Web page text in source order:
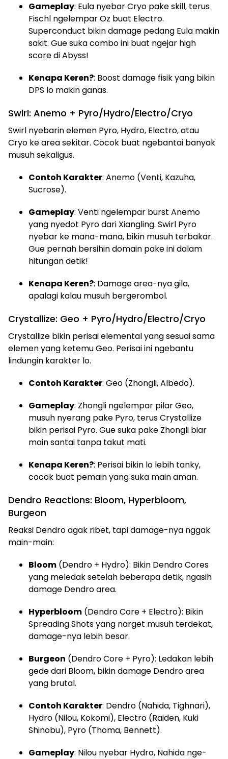
Gameplay: Eula nyebar Cryo pake skill, terus
Fischl ngelempar Oz buat Electro.
Superconduct bikin damage pedang Eula makin
sakit. Gue suka combo ini buat ngejar high
score di Abyss!
Kenapa Keren?: Boost damage fisik yang bikin
DPS lo makin ganas.
Swirl: Anemo + Pyro/Hydro/Electro/Cryo
Swirl nyebarin elemen Pyro, Hydro, Electro, atau
Cryo ke area sekitar. Cocok buat ngebantai banyak
musuh sekaligus.
Contoh Karakter: Anemo (Venti, Kazuha,
Sucrose).
Gameplay: Venti ngelempar burst Anemo
yang nyedot Pyro dari Xiangling. Swirl Pyro
nyebar ke mana-mana, bikin musuh terbakar.
Gue pernah bersihin domain pake ini dalam
hitungan detik!
Kenapa Keren?: Damage area-nya gila,
apalagi kalau musuh bergerombol.
Crystallize: Geo + Pyro/Hydro/Electro/Cryo
Crystallize bikin perisai elemental yang sesuai sama
elemen yang ketemu Geo. Perisai ini ngebantu
lindungin karakter lo.
Contoh Karakter: Geo (Zhongli, Albedo).
Gameplay: Zhongli ngelempar pilar Geo,
musuh nyerang pake Pyro, terus Crystallize
bikin perisai Pyro. Gue suka pake Zhongli biar
main santai tanpa takut mati.
Kenapa Keren?: Perisai bikin lo lebih tanky,
cocok buat pemain yang suka main aman.
Dendro Reactions: Bloom, Hyperbloom,
Burgeon
Reaksi Dendro agak ribet, tapi damage-nya nggak
main-main:
Bloom (Dendro + Hydro): Bikin Dendro Cores
yang meledak setelah beberapa detik, ngasih
damage Dendro area.
Hyperbloom (Dendro Core + Electro): Bikin
Spreading Shots yang narget musuh terdekat,
damage-nya lebih besar.
Burgeon (Dendro Core + Pyro): Ledakan lebih
gede dari Bloom, bikin damage Dendro area
yang brutal.
Contoh Karakter: Dendro (Nahida, Tighnari),
Hydro (Nilou, Kokomi), Electro (Raiden, Kuki
Shinobu), Pyro (Thoma, Bennett).
Gameplay: Nilou nyebar Hydro, Nahida nge-